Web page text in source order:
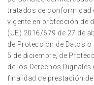
tratados de conformidad
vigente en protección de
(UE) 2016/679 de 27 de
de Protección de Datos o
5 de diciembre, de
de los Derechos Digitales
finalidad de prestación